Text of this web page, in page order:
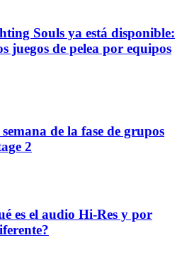
Souls ya está disponible:
juegos de pelea por equipos
de la fase de grupos
2
es el audio Hi-Res y por